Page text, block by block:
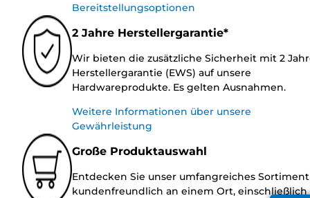
Bereitstellungsoptionen
2 Jahre Herstellergarantie*
Wir bieten die zusätzliche Sicherheit mit 2
Herstellergarantie (EWS) auf unsere
Hardwareprodukte. Es gelten Ausnahmen.
Weitere Informationen über unsere
Gewährleistung
Große Produktauswahl
Entdecken Sie unser umfangreiches Sortiment
kundenfreundlich an einem Ort, einschließlich